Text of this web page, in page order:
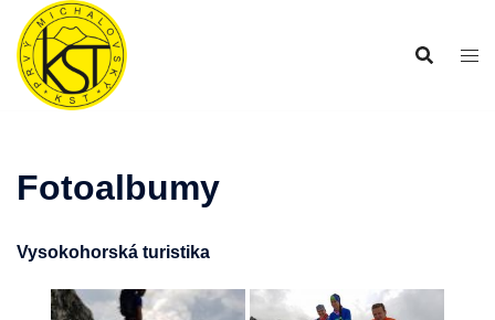
Preskočiť
obsah
Fotoalbumy
Vysokohorská turistika